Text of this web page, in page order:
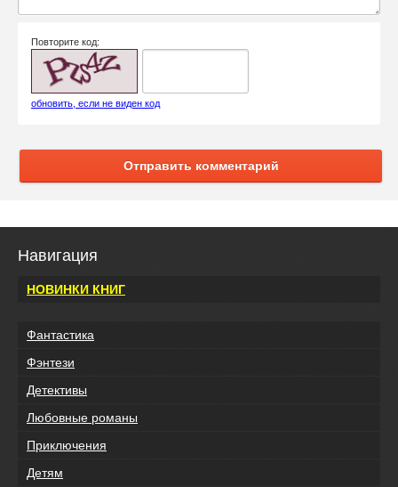
Повторите код:
обновить, если не виден код
Отправить комментарий
Навигация
НОВИНКИ КНИГ
Фантастика
Фэнтези
Детективы
Любовные романы
Приключения
Детям